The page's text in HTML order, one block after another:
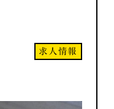
求人情報